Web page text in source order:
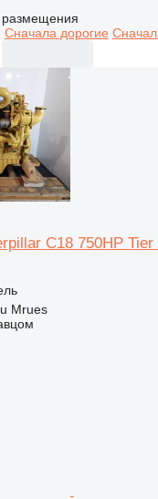
размещения
Сначала дорогие
C18 750HP
Mrues